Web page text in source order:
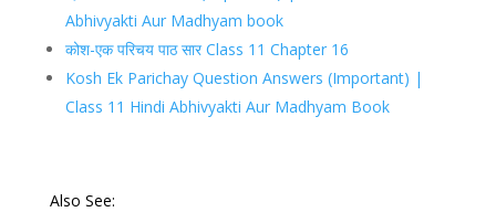
Abhivyakti Aur Madhyam book
कोश-एक परिचय पाठ सार Class 11 Chapter 16
Kosh Ek Parichay Question Answers (Important) |
Class 11 Hindi Abhivyakti Aur Madhyam Book
Also See: